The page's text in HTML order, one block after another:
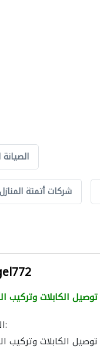
شركات أتمتة
توصيل الكابلات وتركيب
الخدمات:
توصيل الكابلات وتركيب